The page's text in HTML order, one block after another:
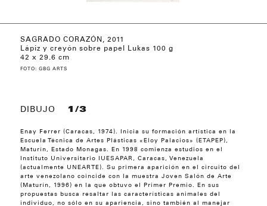
SAGRADO CORAZÓN, 2011
Lápiz y creyón sobre papel Lukas 100 g
42 x 29.6 cm
FOTO: GBG ARTS
ROJOS, 2011
AUTORRETRATO, 2011
CUENTOS DE MI CASA, 2011
HABITANTES DEL CIELO, 2011
LA MAJA, 2011
DOCTOR SANTO, 2011
ÚLTIMA CENA, 2011
ANIMALES DE ASFALTO (ENSAMBLAJE),
2011
PUPITRE (INSTALACIÓN), 2011
DIBUJO 1/3
Enay Ferrer (Caracas, 1974). Inicia su formación artística en la
Escuela Técnica de Artes Plásticas «Eloy Palacios» (ETAPEP),
Maturín, Estado Monagas. En 1998 comienza estudios en el
Instituto Universitario IUESAPAR, Caracas, Venezuela
(actualmente UNEARTE). Su primera aparición en el circuito del
arte venezolano coincide con la muestra Joven Salón de Arte
(Maturín, 1996) en la que obtuvo el Primer Premio. En sus
propuestas busca resaltar las características animales del
individuo, no sólo en su apariencia, sino también al manejar